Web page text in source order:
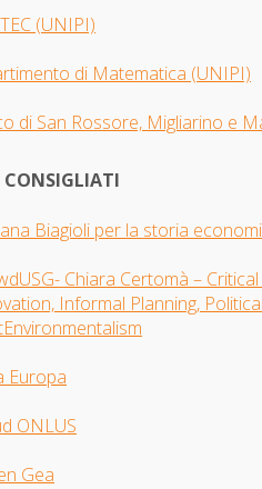
(UNIPI)
di Matematica (UNIPI)
di San Rossore, Migliarino e
CONSIGLIATI
Biagioli per la storia
Chiara Certomà –
Informal Planning,
Europa
ONLUS
Gea